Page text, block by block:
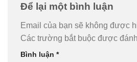
Để lại một bình luận
Email của bạn sẽ không được
Các trường bắt buộc được
Bình luận *